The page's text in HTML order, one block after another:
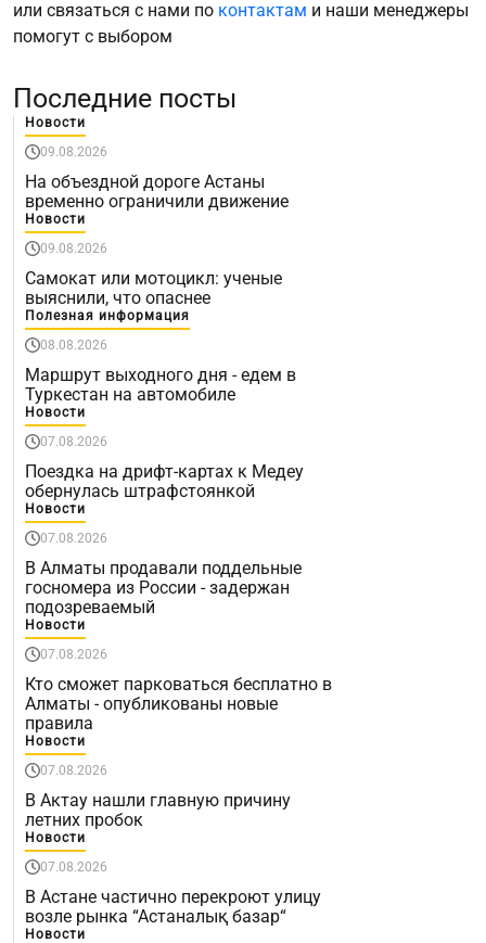
или связаться с нами по контактам и наши менеджеры
помогут с выбором
Последние посты
Новости
09.08.2026
На объездной дороге Астаны
временно ограничили движение
Новости
09.08.2026
Самокат или мотоцикл: ученые
выяснили, что опаснее
Полезная информация
08.08.2026
Маршрут выходного дня - едем в
Туркестан на автомобиле
Новости
07.08.2026
Поездка на дрифт-картах к Медеу
обернулась штрафстоянкой
Новости
07.08.2026
В Алматы продавали поддельные
госномера из России - задержан
подозреваемый
Новости
07.08.2026
Кто сможет парковаться бесплатно в
Алматы - опубликованы новые
правила
Новости
07.08.2026
В Актау нашли главную причину
летних пробок
Новости
07.08.2026
В Астане частично перекроют улицу
возле рынка “Астаналық базар“
Новости